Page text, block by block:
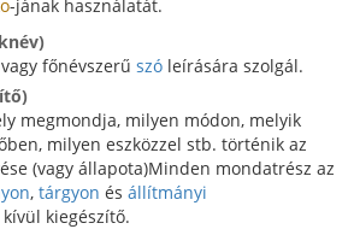
-jának használatát.
vagy főnévszerű szó leírására szolgál.
megmondja, milyen módon, melyik
milyen eszközzel stb. történik az
(vagy állapota)Minden mondatrész az
, tárgyon és állítmányi
kívül kiegészítő.